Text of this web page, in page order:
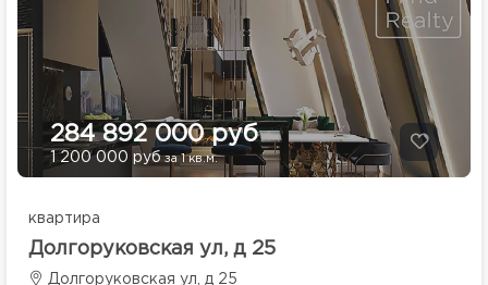
284 892 000 руб
1 200 000 рубза 1 кв.м.
квартира
Долгоруковская ул, д 25
Долгоруковская ул, д 25